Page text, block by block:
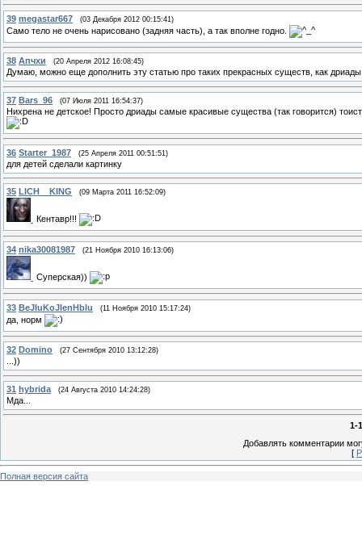
39 megastar667 (03 Декабря 2012 00:15:41)
Само тело не очень нарисовано (задняя часть), а так вполне годно.
38 Апчхи (20 Апреля 2012 16:08:45)
Думаю, можно еще дополнить эту статью про таких прекрасных существ, как
37 Bars_96 (07 Июля 2011 16:54:37)
Нихрена не детское! Просто дриады самые красивые существа (так говорится)
36 Starter_1987 (25 Апреля 2011 00:51:51)
для детей сделали картинку
35 LICH__KING (09 Марта 2011 16:52:09)
Кентавр!!!
34 nika30081987 (21 Ноября 2010 16:13:06)
Суперская))
33 BeJIuKoJIenHblu (11 Ноября 2010 15:17:24)
да, норм
32 Domino (27 Сентября 2010 13:12:28)
...))
31 hybrida (24 Августа 2010 14:24:28)
Мда...
1-
Добавлять комментарии
[
Полная версия сайта